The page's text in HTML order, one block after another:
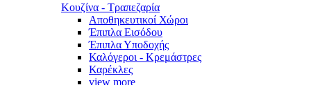
Κουζίνα - Τραπεζαρία
Αποθηκευτικοί Χώροι
Έπιπλα Εισόδου
Έπιπλα Υποδοχής
Καλόγεροι - Κρεμάστρες
Καρέκλες
view more